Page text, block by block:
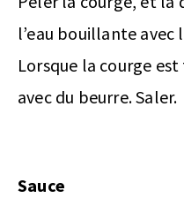
l’eau bouillante avec
Lorsque la courge
avec du beurre. Saler.
Sauce